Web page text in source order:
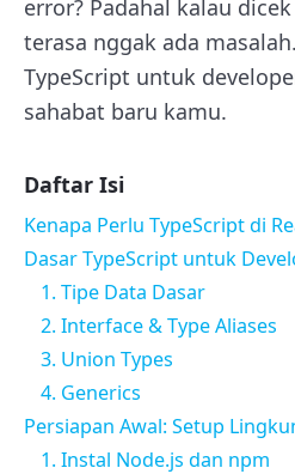
error? Padahal kalau
terasa nggak ada
TypeScript untuk
sahabat baru kamu.
Daftar Isi
Kenapa Perlu TypeScript di
Dasar TypeScript untuk
1. Tipe Data Dasar
2. Interface & Type Aliases
3. Union Types
4. Generics
Persiapan Awal: Setup
1. Instal Node.js dan npm